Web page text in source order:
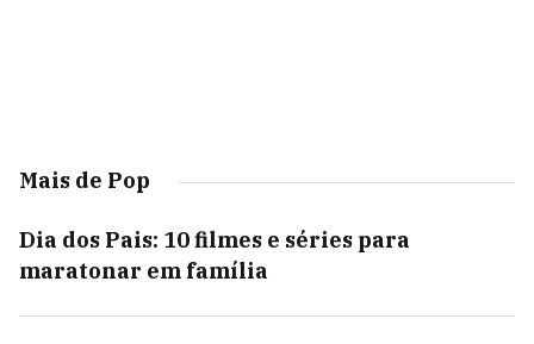
Mais de Pop
Dia dos Pais: 10 filmes e séries para
maratonar em família